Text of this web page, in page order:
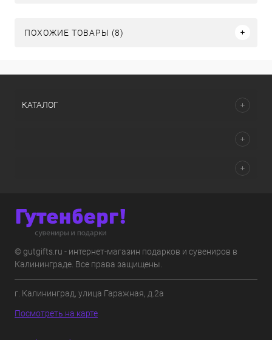
ПОХОЖИЕ ТОВАРЫ (8)
КАТАЛОГ
© gutgifts.ru - интернет-магазин подарков и сувениров в
Калининграде. Все права защищены.
г. Калининград, улица Гаражная, д.2а
Посмотреть на карте